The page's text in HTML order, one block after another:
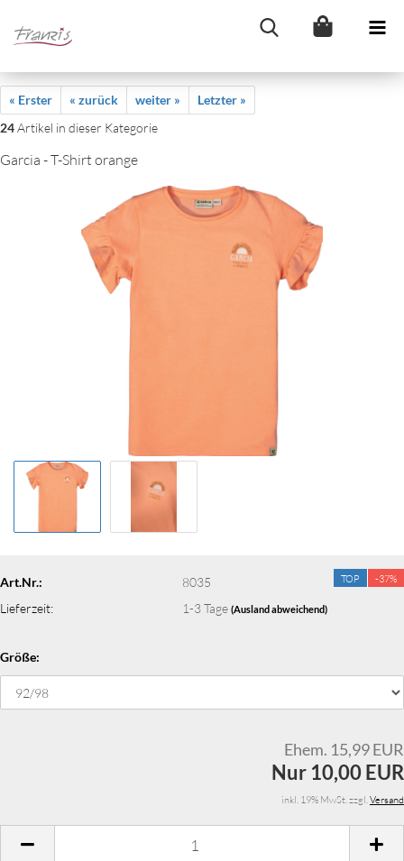
« Erster « zurück weiter »
Letzter »
24Artikel in dieser Kategorie
Garcia - T-Shirt orange
TOP -37%
Art.Nr.:
8035
Lieferzeit:
1-3 Tage (Ausland abweichend)
Größe:
Ehem. 15,99 EUR
Nur 10,00 EUR
inkl. 19% MwSt. zzgl.Versand